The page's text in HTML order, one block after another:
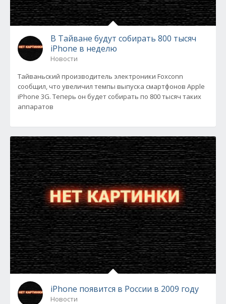
В Тайване будут собирать 800 тысяч
iPhone в неделю
Новости
Тайваньский производитель электроники Foxconn
сообщил, что увеличил темпы выпуска смартфонов Apple
iPhone 3G. Теперь он будет собирать по 800 тысяч таких
аппаратов
iPhone появится в России в 2009 году
Новости